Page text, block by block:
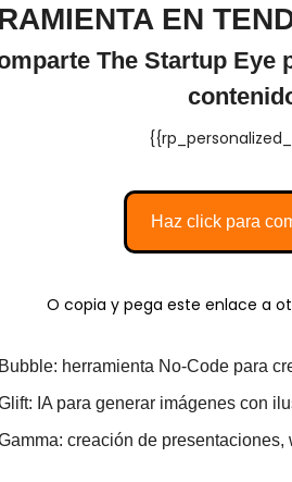
EN
The Startup Eye
Haz click para
O copia y pega este enlace a
herramienta No-Code para
IA para generar imágenes con
creación de presentaciones,